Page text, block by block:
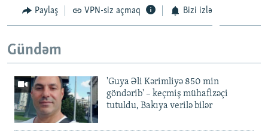
Paylaş VPN-siz açmaq Bizi izlə
Gündəm
'Guya Əli Kərimliyə 850 min
göndərib' – keçmiş mühafizəçi
tutuldu, Bakıya verilə bilər